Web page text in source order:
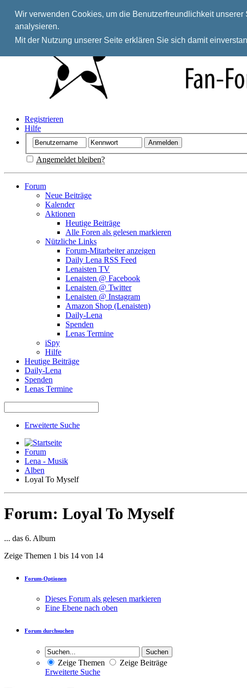
Wir verwenden Cookies, um die Benutzerfreundlichkeit
analysieren.
Mit der Nutzung unserer Seite erklären Sie sich damit
Registrieren
Hilfe
Angemeldet bleiben?
Forum
Neue Beiträge
Kalender
Aktionen
Heutige Beiträge
Alle Foren als gelesen markieren
Nützliche Links
Forum-Mitarbeiter anzeigen
Daily Lena RSS Feed
Lenaisten TV
Lenaisten @ Facebook
Lenaisten @ Twitter
Lenaisten @ Instagram
Amazon Shop (Lenaisten)
Daily-Lena
Spenden
Lenas Termine
iSpy
Hilfe
Heutige Beiträge
Daily-Lena
Spenden
Lenas Termine
Erweiterte Suche
Forum
Lena - Musik
Alben
Loyal To Myself
Forum: Loyal To Myself
... das 6. Album
Zeige Themen 1 bis 14 von 14
Forum-Optionen
Dieses Forum als gelesen markieren
Eine Ebene nach oben
Forum durchsuchen
Zeige Themen
Zeige Beiträge
Erweiterte Suche